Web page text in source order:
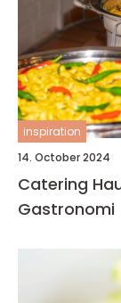
inspiration
14. October 2024
Catering
Gastronomi